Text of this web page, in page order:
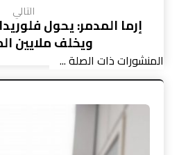
التالي
إرما المدمر: يحول
ويخلف ملايين
المنشورات ذات الصلة ...